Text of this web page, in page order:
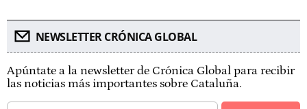
NEWSLETTER CRÓNICA GLOBAL
Apúntate a la newsletter de Crónica Global para recibir
las noticias más importantes sobre Cataluña.